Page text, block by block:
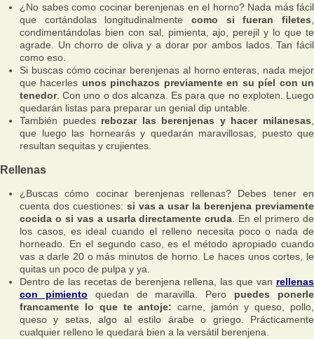
¿No sabes como cocinar berenjenas en el horno? Nada más fácil
que cortándolas longitudinalmente como si fueran filetes
condimentándolas bien con sal, pimienta, ajo, perejil y lo que te
agrade. Un chorro de oliva y a dorar por ambos lados. Tan fácil
como eso.
Si buscas cómo cocinar berenjenas al horno enteras, nada mejor
que hacerles unos pinchazos previamente en su píel con un
tenedor. Con uno o dos alcanza. Es para que no exploten. Luego
quedarán listas para preparar un genial dip untable.
También puedes rebozar las berenjenas y hacer milanesas
que luego las hornearás y quedarán maravillosas, puesto que
resultan sequitas y crujientes.
Rellenas
¿Buscas cómo cocinar berenjenas rellenas? Debes tener en
cuenta dos cuestiones: si vas a usar la berenjena previamente
cocida o si vas a usarla directamente cruda. En el primero de
los casos, es ideal cuando el relleno necesita poco o nada de
horneado. En el segundo caso, es el método apropiado cuando
vas a darle 20 o más minutos de horno. Le haces unos cortes, le
quitas un poco de pulpa y ya.
Dentro de las recetas de berenjena rellena, las que van rellenas
con pimiento quedan de maravilla. Pero puedes ponerle
francamente lo que te antoje: carne, jamón y queso, pollo,
queso y setas, algo al estilo árabe o griego. Prácticamente
cualquier relleno le quedará bien a la versátil berenjena.